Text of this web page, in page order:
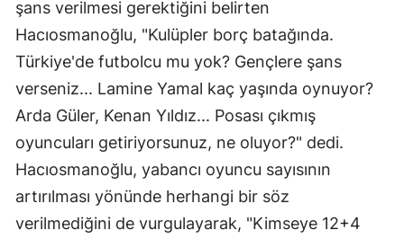
Kırşehir
Kocaeli
Konya
Kütahya
Malatya
Manisa
şans verilmesi gerektiğini belirten
Hacıosmanoğlu, "Kulüpler borç batağında.
Türkiye'de futbolcu mu yok? Gençlere şans
verseniz... Lamine Yamal kaç yaşında oynuyor?
Arda Güler, Kenan Yıldız... Posası çıkmış
oyuncuları getiriyorsunuz, ne oluyor?" dedi.
Hacıosmanoğlu, yabancı oyuncu sayısının
artırılması yönünde herhangi bir söz
verilmediğini de vurgulayarak, "Kimseye 12+4